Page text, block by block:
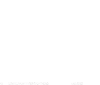
or more